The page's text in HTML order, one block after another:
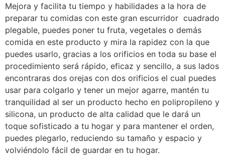
Mejora y facilita tu tiempo y habilidades a la hora de
preparar tu comidas con este gran escurridor cuadrado
plegable, puedes poner tu fruta, vegetales o demás
comida en este producto y mira la rapidez con la que
puedes usarlo, gracias a los orificios en toda su base el
procedimiento será rápido, eficaz y sencillo, a sus lados
encontraras dos orejas con dos orificios el cual puedes
usar para colgarlo y tener un mejor agarre, mantén tu
tranquilidad al ser un producto hecho en polipropileno y
silicona, un producto de alta calidad que le dará un
toque sofisticado a tu hogar y para mantener el orden,
puedes plegarlo, reduciendo su tamaño y espacio y
volviéndolo fácil de guardar en tu hogar.